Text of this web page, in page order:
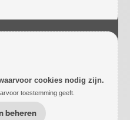
cookies nodig zijn.
toestemming geeft.
beheren